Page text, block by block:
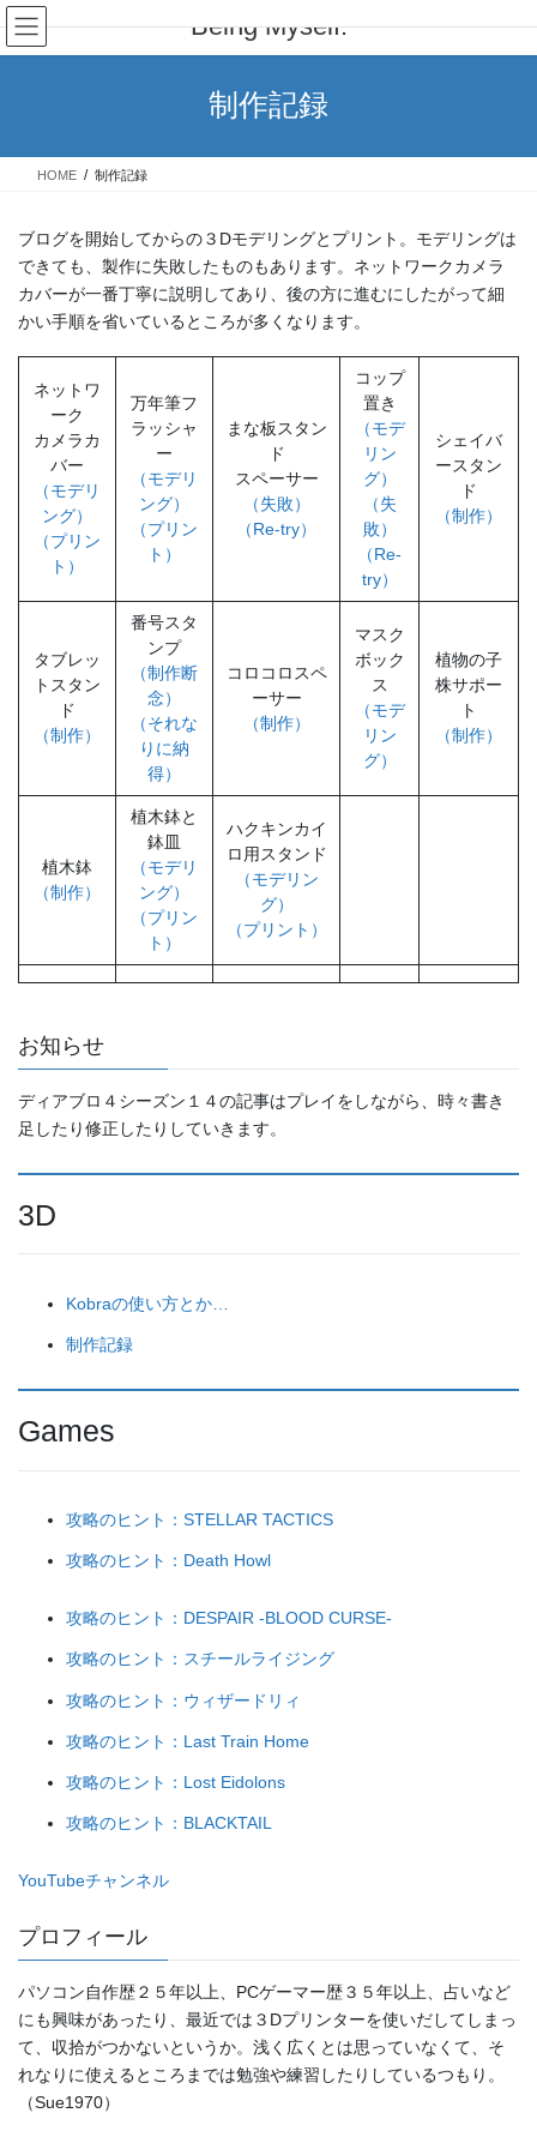
コ
ン
テ
ス
ナ
ビ
ゲ
ン
Being Myself.
制作記録
HOME 制作記録
ブログを開始してからの３Dモデリングとプリント。モデリングは
できても、製作に失敗したものもあります。ネットワークカメラ
カバーが一番丁寧に説明してあり、後の方に進むにしたがって細
かい手順を省いているところが多くなります。
ネットワ
ーク
カメラカ
バー
（モデリ
ング）
（プリン
ト）
万年筆フ
ラッシャ
ー
（モデリ
ング）
（プリン
ト）
まな板スタン
ド
スペーサー
（失敗）
（Re-try）
コップ
置き
（モデ
リン
グ）
（失
敗）
（Re-
try）
シェイバ
ースタン
ド
（制作）
タブレッ
トスタン
ド
（制作）
番号スタ
ンプ
（制作断
念）
（それな
りに納
得）
コロコロスペ
ーサー
（制作）
マスク
ボック
ス
（モデ
リン
グ）
植物の子
株サポー
ト
（制作）
植木鉢
（制作）
植木鉢と
鉢皿
（モデリ
ング）
（プリン
ト）
ハクキンカイ
ロ用スタンド
（モデリン
グ）
（プリント）
お知らせ
ディアブロ４シーズン１４の記事はプレイをしながら、時々書き
足したり修正したりしていきます。
3D
Kobraの使い方とか…
制作記録
Games
攻略のヒント：STELLAR TACTICS
攻略のヒント：Death Howl
攻略のヒント：DESPAIR -BLOOD CURSE-
攻略のヒント：スチールライジング
攻略のヒント：ウィザードリィ
攻略のヒント：Last Train Home
攻略のヒント：Lost Eidolons
攻略のヒント：BLACKTAIL
YouTubeチャンネル
プロフィール
パソコン自作歴２５年以上、PCゲーマー歴３５年以上、占いなど
にも興味があったり、最近では３Dプリンターを使いだしてしまっ
て、収拾がつかないというか。浅く広くとは思っていなくて、そ
れなりに使えるところまでは勉強や練習したりしているつもり。
（Sue1970）